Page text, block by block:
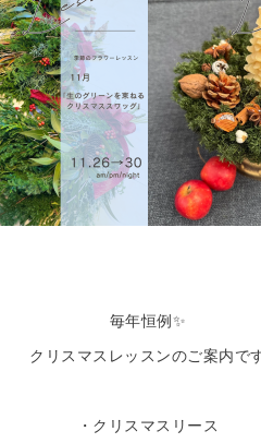
毎年恒例✨
クリスマスレッスンのご案内で
・クリスマスリース